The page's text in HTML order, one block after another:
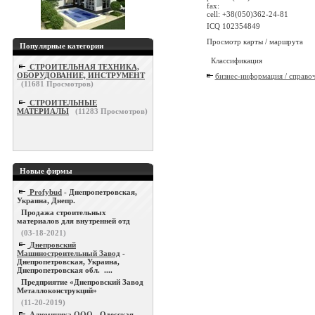
Популярные категории
СТРОИТЕЛЬНАЯ ТЕХНИКА,
ОБОРУДОВАНИЕ, ИНСТРУМЕНТ
(11681 Просмотров)
СТРОИТЕЛЬНЫЕ
МАТЕРИАЛЫ
(11283 Просмотров)
Новые фирмы
Profybud - Днепропетровская,
Украина, Днепр.
Продажа строительных
материалов для внутренней отд
(03-18-2021)
Днепровский
Машиностроительный Завод -
Днепропетровская, Украина,
Днепропетровская обл. ....
Предприятие «Днепровский Завод
Металлоконструкций»
(11-20-2019)
fax:
cell: +38(050)362-24-81
ICQ 102354849
Просмотр карты / маршрута
Классификация
бизнес-информация /